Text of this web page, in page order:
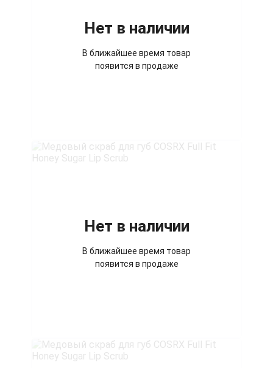
Нет в наличии
В ближайшее время товар
появится в продаже
Нет в наличии
В ближайшее время товар
появится в продаже